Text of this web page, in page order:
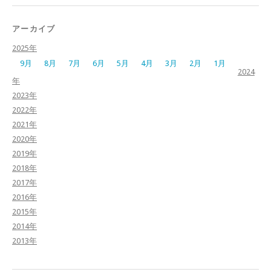
アーカイブ
2025年
9月
8月 7月 6月 5月 4月 3月 2月
1月
2024
年
2023年
2022年
2021年
2020年
2019年
2018年
2017年
2016年
2015年
2014年
2013年